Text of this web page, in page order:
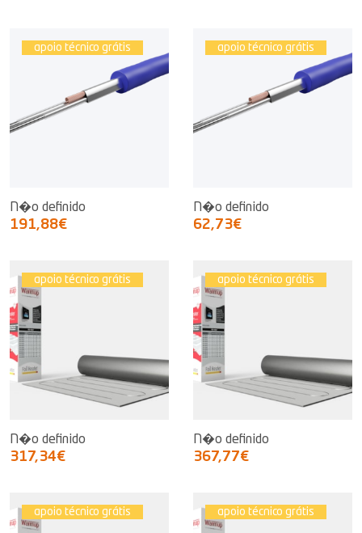
apoio técnico grátis
N�o definido
191,88€
apoio técnico grátis
N�o definido
62,73€
apoio técnico grátis
N�o definido
317,34€
apoio técnico grátis
N�o definido
367,77€
apoio técnico grátis apoio técnico grátis